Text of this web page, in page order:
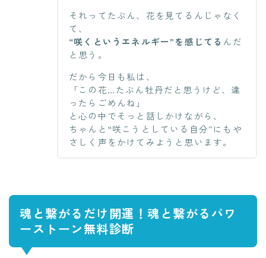
それってたぶん、花を見てるんじゃなく
て、
“咲くというエネルギー”を感じてる んだ
と思う。
だから今日も私は、
「この花…たぶん牡丹だと思うけど、違
ったらごめんね」
と心の中でそっと話しかけながら、
ちゃんと“咲こうとしている自分”にもや
さしく声をかけてみようと思います。
魂と繋がるだけ開運！魂と繋がるパワ
ーストーン無料診断